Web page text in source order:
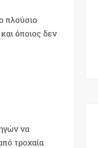
πλούσιο
όποιος δεν
να
τροχαία